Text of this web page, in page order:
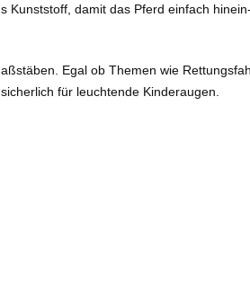
Kunststoff, damit das Pferd einfach
Egal ob Themen wie
für leuchtende Kinderaugen.